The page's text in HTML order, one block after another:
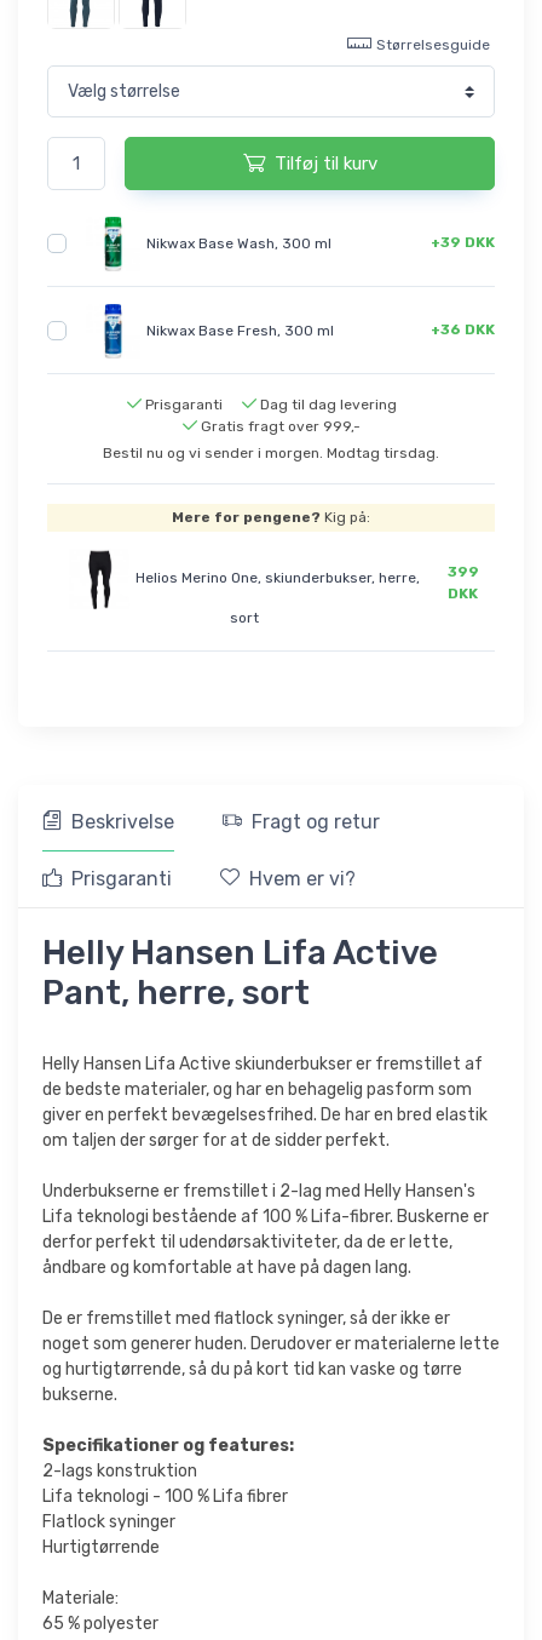
Størrelsesguide
Tilføj til kurv
Nikwax Base Wash, 300 ml +39 DKK
Nikwax Base Fresh, 300 ml +36 DKK
Prisgaranti
Dag til dag levering
Gratis fragt over 999,-
Bestil nu og vi sender i morgen. Modtag tirsdag.
Mere for pengene? Kig på:
Helios Merino One, skiunderbukser, herre,
sort
399
DKK
Beskrivelse Fragt og retur
Prisgaranti Hvem er vi?
Helly Hansen Lifa Active
Pant, herre, sort
Helly Hansen Lifa Active skiunderbukser er fremstillet af
de bedste materialer, og har en behagelig pasform som
giver en perfekt bevægelsesfrihed. De har en bred elastik
om taljen der sørger for at de sidder perfekt.
Underbukserne er fremstillet i 2-lag med Helly Hansen's
Lifa teknologi bestående af 100 % Lifa-fibrer. Buskerne er
derfor perfekt til udendørsaktiviteter, da de er lette,
åndbare og komfortable at have på dagen lang.
De er fremstillet med flatlock syninger, så der ikke er
noget som generer huden. Derudover er materialerne lette
og hurtigtørrende, så du på kort tid kan vaske og tørre
bukserne.
Specifikationer og features:
2-lags konstruktion
Lifa teknologi - 100 % Lifa fibrer
Flatlock syninger
Hurtigtørrende
Materiale:
65 % polyester